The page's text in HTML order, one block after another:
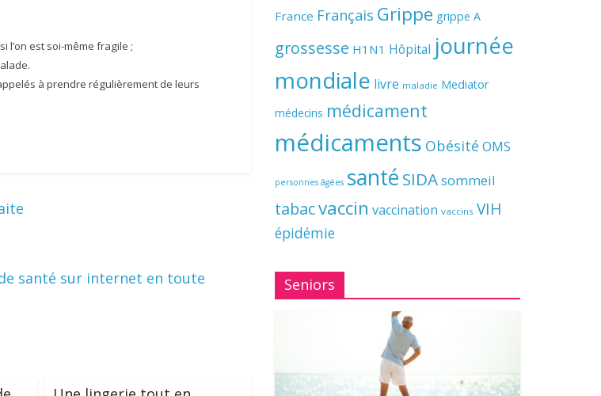
l’on est soi-même fragile ;
à prendre régulièrement de leurs
santé sur internet en toute
France Français Grippe grippe A
grossesse H1N1 Hôpital journée
mondiale livre maladie Mediator
médecins médicament
médicaments Obésité OMS
personnes âgées santé SIDAsommeil
tabacvaccin vaccination vaccins VIH
épidémie
Seniors